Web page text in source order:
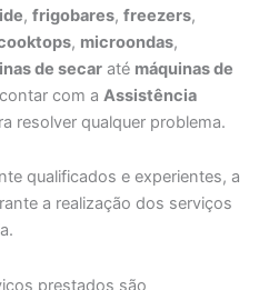
,frigobares,freezers,
, microondas,
de secar até máquinas de
com a Assistência
resolver qualquer problema.
qualificados e experientes, a
a realização dos serviços
prestados são